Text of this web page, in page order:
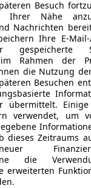
Besuch
Ihrer Nähe
Nachrichten
Ihre E-Mail-
Rahmen der
die Nutzung
Besuchen
übermittelt. Einige
verwendet, um
dieses Zeitraums
die
erweiterten